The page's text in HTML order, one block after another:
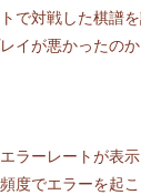
で対戦した棋譜
イが悪かったの
ラーレートが表
度でエラーを起